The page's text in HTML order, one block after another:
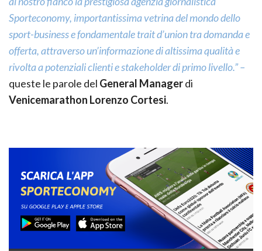
Sporteconomy, importantissima vetrina del mondo dello
sport-business e fondamentale trait d’union tra domanda e
offerta, attraverso un’informazione di altissima qualità e
rivolta a potenziali clienti e stakeholder di primo livello.” –
queste le parole del General Managerdi
Venicemarathon Lorenzo Cortesi.